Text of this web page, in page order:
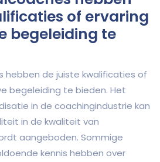
of ervaring
begeleiding te
hebben de juiste kwalificaties of
begeleiding te bieden. Het
in de coachingindustrie kan
in de kwaliteit van
aangeboden. Sommige
kennis hebben over